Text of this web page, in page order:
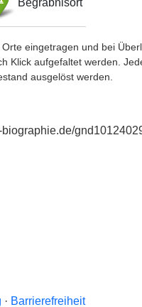
Begräbnisort
eingetragen und bei
Klick aufgefaltet werden.
ausgelöst werden.
· Barrierefreiheit